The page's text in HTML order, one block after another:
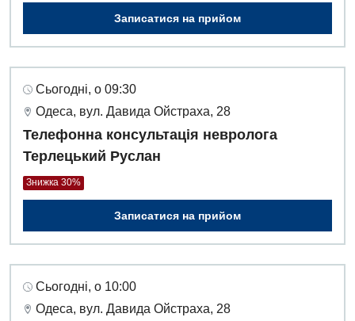
Записатися на прийом
Сьогодні, о 09:30
Одеса, вул. Давида Ойстраха, 28
Телефонна консультація невролога
Терлецький Руслан
Знижка 30%
Записатися на прийом
Сьогодні, о 10:00
Одеса, вул. Давида Ойстраха, 28